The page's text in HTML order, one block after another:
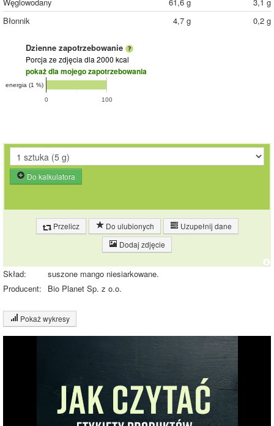
Błonnik
4,7 g 0,2 g
Dzienne zapotrzebowanie
Porcja ze zdjęcia dla 2000 kcal
pokaż dla mojego zapotrzebowania
0 100
energia (1 %)
Do kalkulatora
Przelicz Do ulubionych
Uzupełnij dane
Dodaj zdjęcie
Skład:
suszone mango niesiarkowane.
Producent:
Bio Planet Sp. z o.o.
Pokaż wykresy
Wykres składu produktu
Pozostałe (33%)
62%